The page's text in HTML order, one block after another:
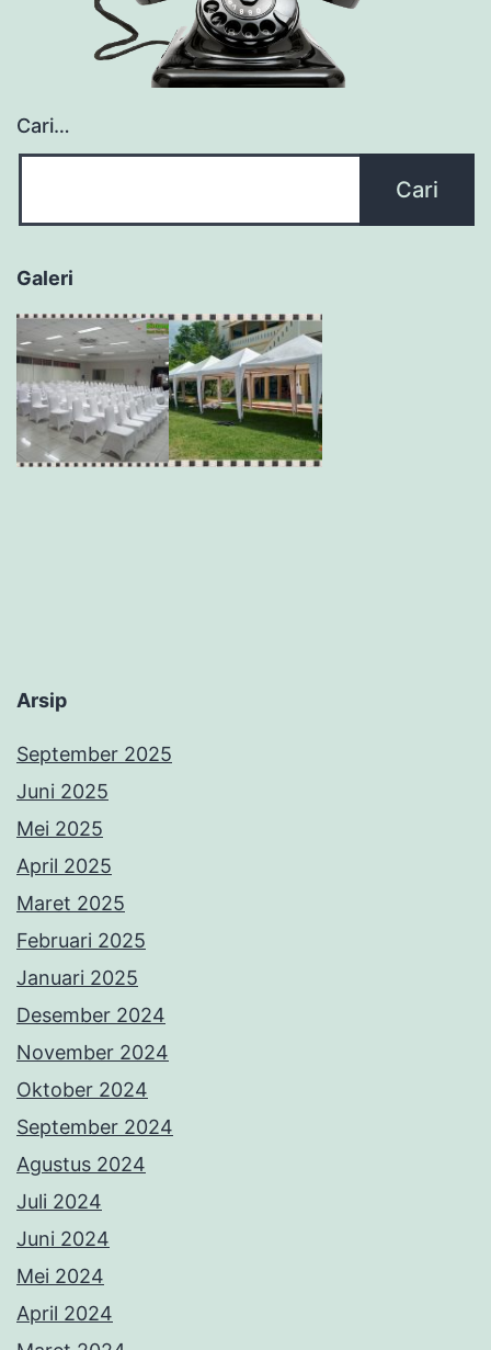
Cari…
Galeri
Arsip
September 2025
Juni 2025
Mei 2025
April 2025
Maret 2025
Februari 2025
Januari 2025
Desember 2024
November 2024
Oktober 2024
September 2024
Agustus 2024
Juli 2024
Juni 2024
Mei 2024
April 2024